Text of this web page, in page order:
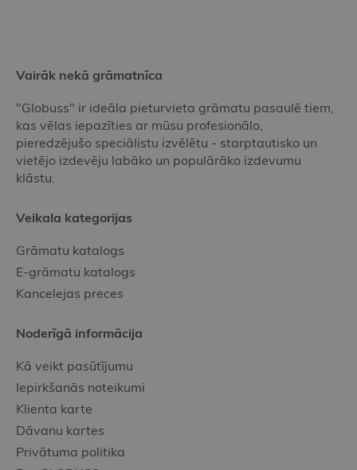
Vairāk nekā grāmatnīca
"Globuss" ir ideāla pieturvieta grāmatu pasaulē tiem,
kas vēlas iepazīties ar mūsu profesionālo,
pieredzējušo speciālistu izvēlētu - starptautisko un
vietējo izdevēju labāko un populārāko izdevumu
klāstu.
Veikala kategorijas
Grāmatu katalogs
E-grāmatu katalogs
Kancelejas preces
Noderīgā informācija
Kā veikt pasūtījumu
Iepirkšanās noteikumi
Klienta karte
Dāvanu kartes
Privātuma politika